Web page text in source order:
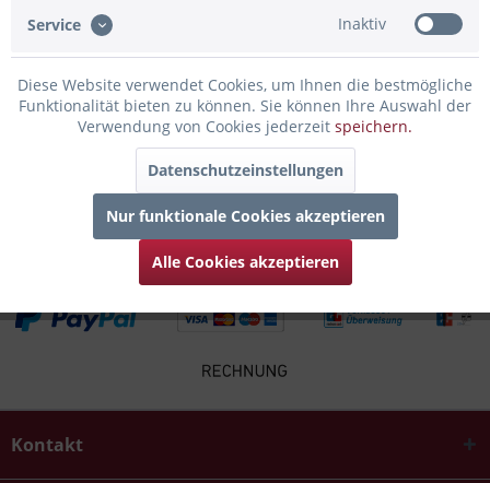
Bewertungen lesen, schreiben und diskutieren...
mehr
Infos zum Hersteller
Folgende Infos zum Hersteller sind verfübar......mehr
Kunden kauften auch
Kunden haben sich ebenfalls angesehen
Kontakt
Service Inaktiv
Diese Website verwendet Cookies, um Ihnen die bestmögliche
Funktionalität bieten zu können. Sie können Ihre Auswahl der
Verwendung von Cookies jederzeit speichern.
Datenschutzeinstellungen
Nur funktionale Cookies akzeptieren
Alle Cookies akzeptieren